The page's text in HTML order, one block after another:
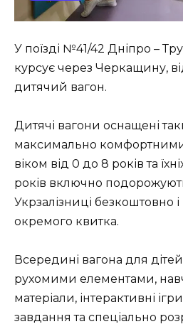
У поїзді №41/42 Дніпро –
курсує через Черкащину,
дитячий вагон.
Дитячі вагони оснащені
максимально
віком від 0 до 8 років та
років включно
Укрзалізниці безкоштовно
окремого квитка.
Всередині вагона для дітей
рухомими елементами,
матеріали, інтерактивні
завдання та спеціально